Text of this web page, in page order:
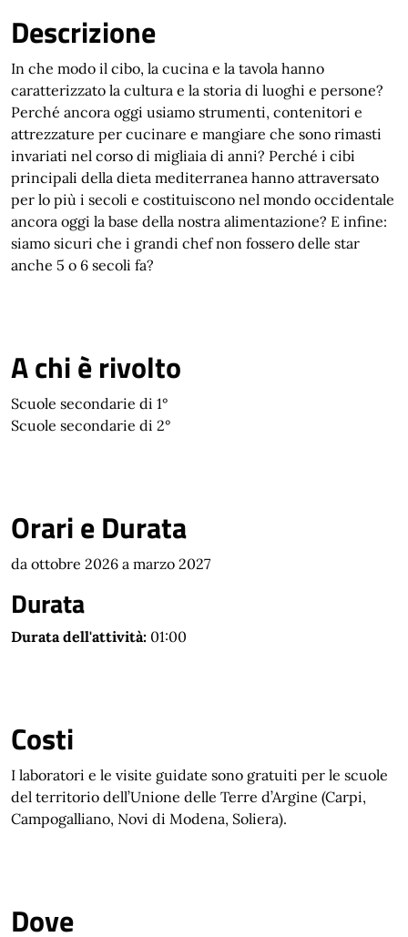
Descrizione
In che modo il cibo, la cucina e la tavola hanno
caratterizzato la cultura e la storia di luoghi e persone?
Perché ancora oggi usiamo strumenti, contenitori e
attrezzature per cucinare e mangiare che sono rimasti
invariati nel corso di migliaia di anni? Perché i cibi
principali della dieta mediterranea hanno attraversato
per lo più i secoli e costituiscono nel mondo occidentale
ancora oggi la base della nostra alimentazione? E infine:
siamo sicuri che i grandi chef non fossero delle star
anche 5 o 6 secoli fa?
A chi è rivolto
Scuole secondarie di 1°
Scuole secondarie di 2°
Orari e Durata
da ottobre 2026 a marzo 2027
Durata
Durata dell'attività: 01:00
Costi
I laboratori e le visite guidate sono gratuiti per le scuole
del territorio dell’Unione delle Terre d’Argine (Carpi,
Campogalliano, Novi di Modena, Soliera).
Dove